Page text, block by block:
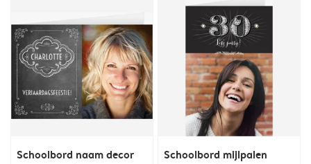
Schoolbord naam decor Schoolbord mijlpalen